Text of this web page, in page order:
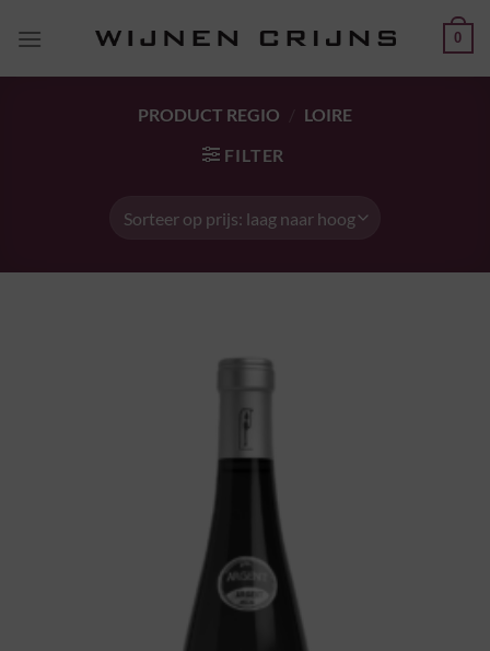
naar
0
PRODUCT REGIO
LOIRE
FILTER